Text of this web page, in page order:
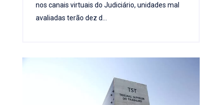
nos canais virtuais do Judiciário, unidades mal
avaliadas terão dez d...